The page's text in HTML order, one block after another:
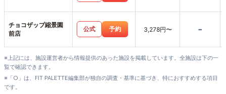
チョコザップ縮景園
前店
公式 予約 3,278円〜 -
※上記には、施設運営者から情報提供のあった施設を掲載しています。全施設は下の一
覧で確認できます。
※「○」は、FIT PALETTE編集部が独自の調査・基準に基づき、特におすすめする項目
です。